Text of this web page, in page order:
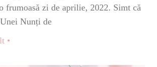
frumoasă zi de aprilie, 2022. Simt că
Nunți de
•